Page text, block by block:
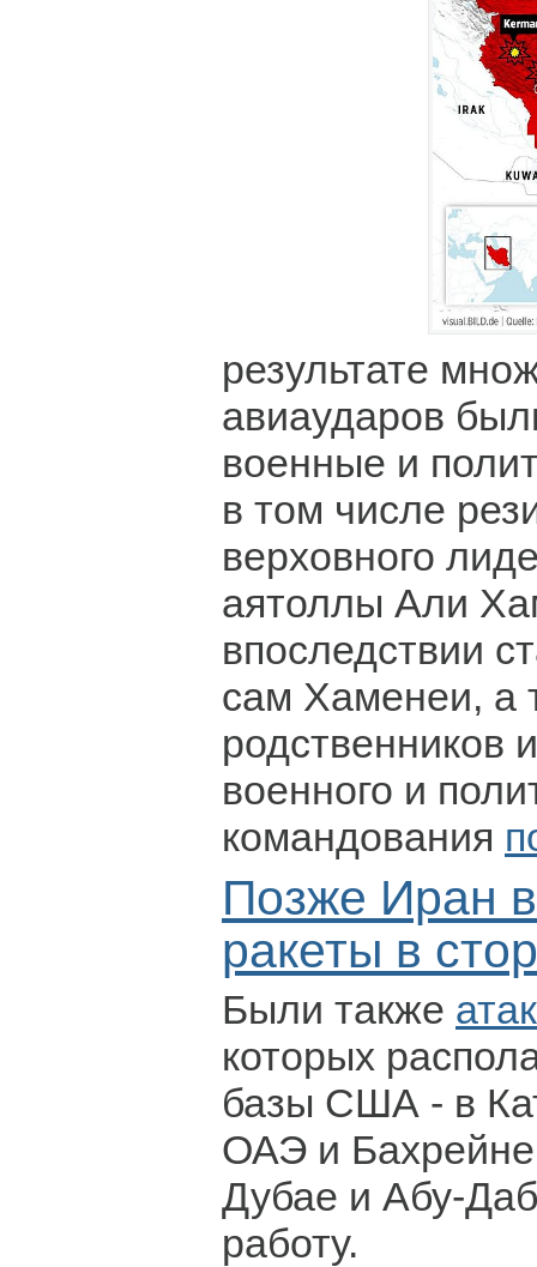
результате
авиаударов
военные и
в том числе
верховного
аятоллы Али
впоследствии
сам Хаменеи, а
родственников
военного и
командования
Позже Иран
ракеты в
Были также
которых
базы США - в
ОАЭ и
Дубае и Абу-
работу.